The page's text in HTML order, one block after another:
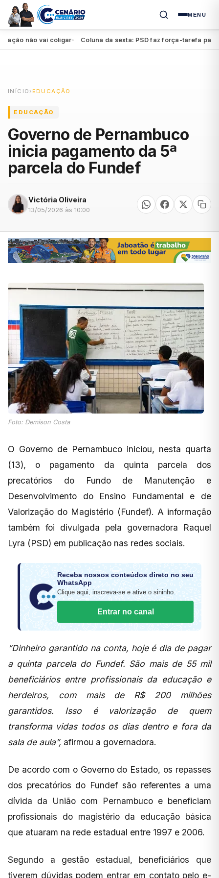
MENU
não vai coligar● Coluna da sexta: PSD faz força-tarefa para
INÍCIO › EDUCAÇÃO
EDUCAÇÃO
Governo de Pernambuco
inicia pagamento da 5ª
parcela do Fundef
Victória Oliveira
13/05/2026 às 10:00
Foto: Demison Costa
O Governo de Pernambuco iniciou, nesta quarta
(13), o pagamento da quinta parcela dos
precatórios do Fundo de Manutenção e
Desenvolvimento do Ensino Fundamental e de
Valorização do Magistério (Fundef). A informação
também foi divulgada pela governadora Raquel
Lyra (PSD) em publicação nas redes sociais.
Receba nossos conteúdos direto no seu
WhatsApp
Clique aqui, inscreva-se e ative o sininho.
Entrar no canal
“Dinheiro garantido na conta, hoje é dia de pagar
a quinta parcela do Fundef. São mais de 55 mil
beneficiários entre profissionais da educação e
herdeiros, com mais de R$ 200 milhões
garantidos. Isso é valorização de quem
transforma vidas todos os dias dentro e fora da
sala de aula”, afirmou a governadora.
De acordo com o Governo do Estado, os repasses
dos precatórios do Fundef são referentes a uma
dívida da União com Pernambuco e beneficiam
profissionais do magistério da educação básica
que atuaram na rede estadual entre 1997 e 2006.
Segundo a gestão estadual, beneficiários que
tiverem dúvidas podem entrar em contato pelo e-